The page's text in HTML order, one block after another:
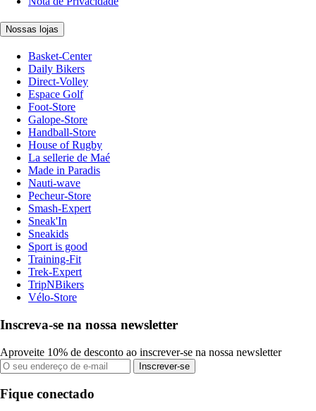
Nossas lojas
Basket-Center
Daily Bikers
Direct-Volley
Espace Golf
Foot-Store
Galope-Store
Handball-Store
House of Rugby
La sellerie de Maé
Made in Paradis
Nauti-wave
Pecheur-Store
Smash-Expert
Sneak'In
Sneakids
Sport is good
Training-Fit
Trek-Expert
TripNBikers
Vélo-Store
Inscreva-se na nossa newsletter
Aproveite 10% de desconto ao inscrever-se na nossa newsletter
Inscrever-se
Fique conectado